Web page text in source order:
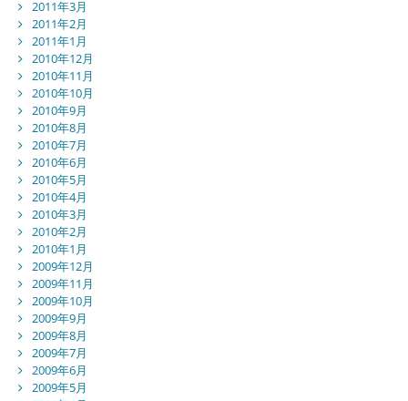
2011年3月
2011年2月
2011年1月
2010年12月
2010年11月
2010年10月
2010年9月
2010年8月
2010年7月
2010年6月
2010年5月
2010年4月
2010年3月
2010年2月
2010年1月
2009年12月
2009年11月
2009年10月
2009年9月
2009年8月
2009年7月
2009年6月
2009年5月